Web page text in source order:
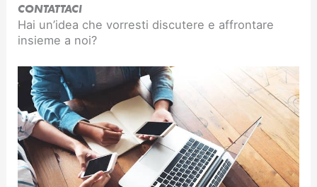
CONTATTACI
Hai un’idea che vorresti discutere e affrontare
insieme a noi?